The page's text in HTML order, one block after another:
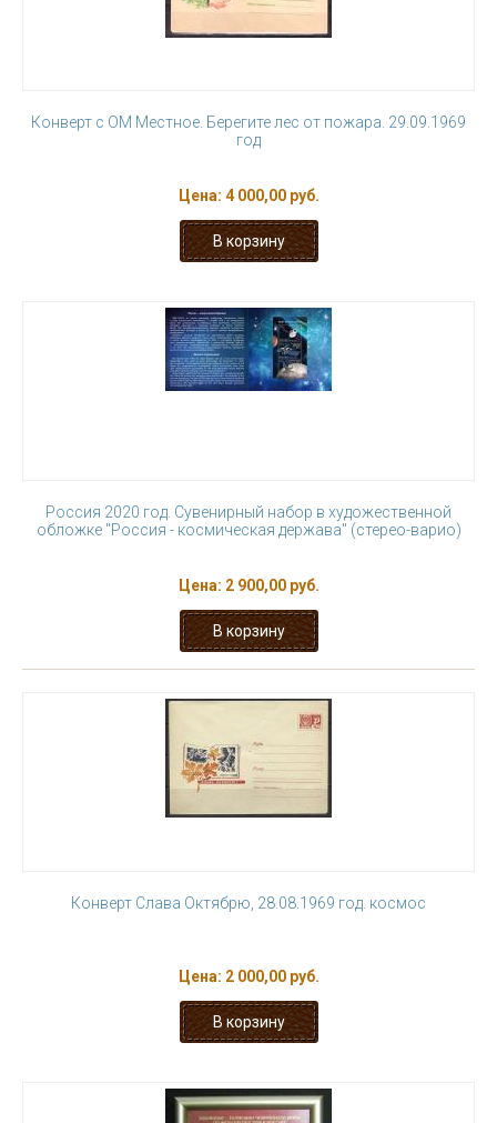
Конверт с ОМ Местное. Берегите лес от пожара. 29.09.1969
год
Цена: 4 000,00 руб.
Россия 2020 год. Сувенирный набор в художественной
обложке "Россия - космическая держава" (стерео-варио)
Цена: 2 900,00 руб.
Конверт Слава Октябрю, 28.08.1969 год. космос
Цена: 2 000,00 руб.